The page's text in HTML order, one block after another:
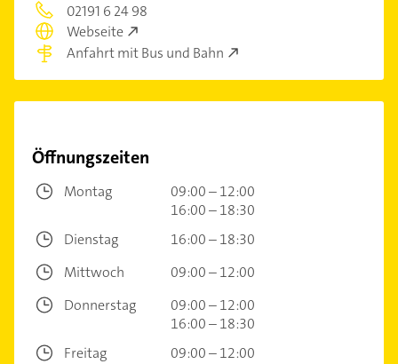
02191 6 24 98
Webseite
Anfahrt mit Bus und Bahn
Öffnungszeiten
Montag
09:00 – 12:00
16:00 – 18:30
Dienstag
16:00 – 18:30
Mittwoch
09:00 – 12:00
Donnerstag
09:00 – 12:00
16:00 – 18:30
Freitag
09:00 – 12:00